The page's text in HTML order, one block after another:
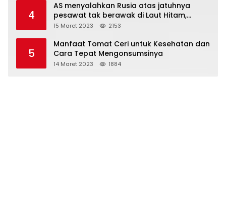
4
AS menyalahkan Rusia atas jatuhnya
pesawat tak berawak di Laut Hitam,
Moskow menyangkal
15 Maret 2023 2153
5
Manfaat Tomat Ceri untuk Kesehatan dan
Cara Tepat Mengonsumsinya
14 Maret 2023 1884